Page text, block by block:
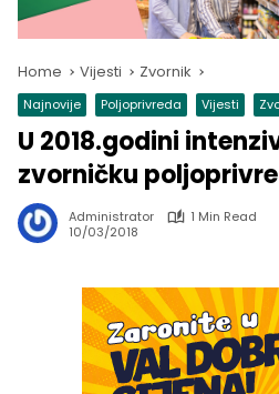
Home Vijesti Zvornik
Najnovije Poljoprivreda Vijesti
U 2018.godini
zvorničku
Administrator
1 Min Read
10/03/2018